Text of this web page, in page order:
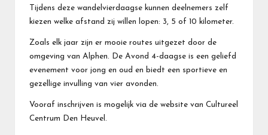
Tijdens deze wandelvierdaagse kunnen deelnemers zelf
kiezen welke afstand zij willen lopen: 3, 5 of 10 kilometer.
Zoals elk jaar zijn er mooie routes uitgezet door de
omgeving van Alphen. De Avond 4-daagse is een geliefd
evenement voor jong en oud en biedt een sportieve en
gezellige invulling van vier avonden.
Vooraf inschrijven is mogelijk via de website van Cultureel
Centrum Den Heuvel .